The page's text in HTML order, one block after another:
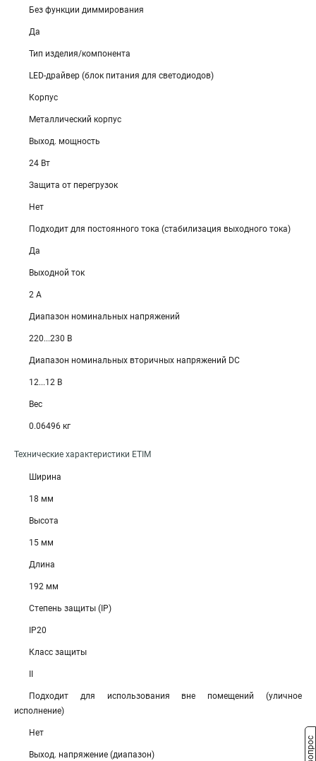
Без функции диммирования
Да
Тип изделия/компонента
LED-драйвер (блок питания для светодиодов)
Корпус
Металлический корпус
Выход. мощность
24 Вт
Защита от перегрузок
Нет
Подходит для постоянного тока (стабилизация выходного тока)
Да
Выходной ток
2 А
Диапазон номинальных напряжений
220...230 В
Диапазон номинальных вторичных напряжений DC
12...12 В
Вес
0.06496 кг
Технические характеристики ETIM
Ширина
18 мм
Высота
15 мм
Длина
192 мм
Степень защиты (IP)
IP20
Класс защиты
Подходит для использования вне помещений (уличное
исполнение)
Нет
Выход. напряжение (диапазон)